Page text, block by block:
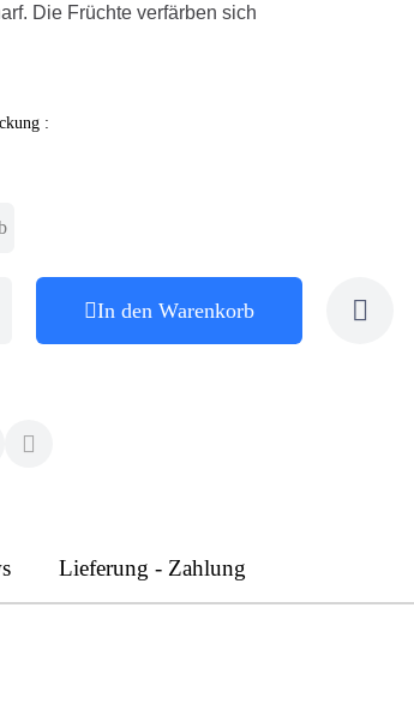
Die Früchte verfärben sich
:
In den Warenkorb
Lieferung - Zahlung